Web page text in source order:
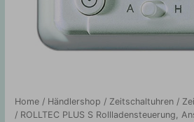
Home / Händlershop / Zeitschaltuhren /
/ ROLLTEC PLUS S Rollladensteuerung,